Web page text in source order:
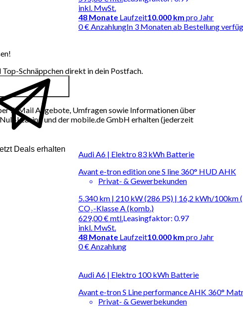
inkl. MwSt.
48 Monate Laufzeit10.000 km pro Jahr
0 € AnzahlungIn 3 Monaten ab Bestellung
Schnäppchen direkt in dein Postfach.
Deals erhalten
E-Mail Angebote, Umfragen sowie Informationen über
Leasing und der mobile.de GmbH erhalten (jederzeit
Audi A6 | Elektro 83 kWh Batterie
Avant e-tron edition one S line 360° HUD AHK
Privat- & Gewerbekunden
5.340 km | 210 kW (286 PS) | 16,2 kWh/100km
CO₂-Klasse A (komb.)
629,00 €mtl.
inkl. MwSt.
Leasingfaktor: 0.97
48 Monate Laufzeit10.000 km pro Jahr
0 € Anzahlung
Audi A6 | Elektro 100 kWh Batterie
Avant e-tron S Line performance AHK 360°
Privat- & Gewerbekunden